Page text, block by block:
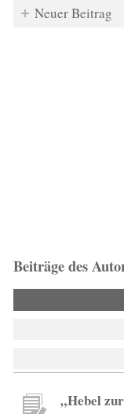
Neuer Beitrag
Beiträge des
„Hebel